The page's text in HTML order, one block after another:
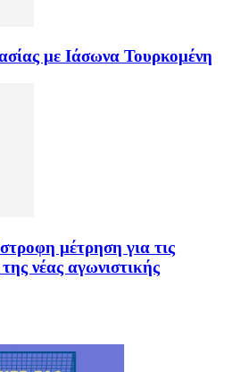
με Ιάσωνα Τουρκομένη
μέτρηση για τις
νέας αγωνιστικής